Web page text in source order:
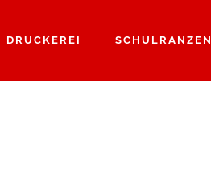
DRUCKEREI SCHULRANZEN